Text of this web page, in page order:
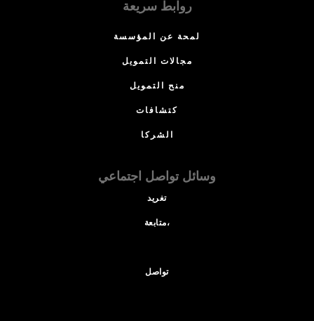
روابط سريعة
لمحة عن المؤسسة
مجالات التمويل
منح التمويل
كتشافات
الشركا
وسائل تواصل اجتماعي
تغريد
متابعة،
تواصل